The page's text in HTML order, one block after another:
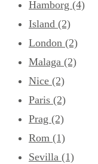
Hamborg (4)
Island (2)
London (2)
Malaga (2)
Nice (2)
Paris (2)
Prag (2)
Rom (1)
Sevilla (1)